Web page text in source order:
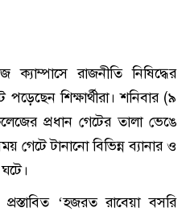
ক্যাম্পাসে রাজনীতি নিষিদ্ধের
শিক্ষার্থীরা। শনিবার (৯
প্রধান গেটের তালা ভেঙে
টানানো বিভিন্ন ব্যানার ও
‘হজরত রাবেয়া বসরি